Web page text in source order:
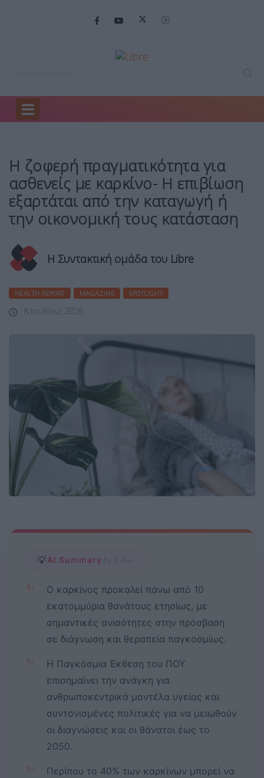
Home
Η ζοφερή πραγματικότητα…
Η ζοφερή πραγματικότητα για
ασθενείς με καρκίνο- Η επιβίωση
εξαρτάται από την καταγωγή ή
την οικονομική τους κατάσταση
Η Συντακτική ομάδα του Libre
HEALTH REPORT MAGAZINE SPOTLIGHT
8 Ιουλίου, 2026
💡AI Summary by Libre
✨
Ο καρκίνος προκαλεί πάνω από 10
εκατομμύρια θανάτους ετησίως, με
σημαντικές ανισότητες στην πρόσβαση
σε διάγνωση και θεραπεία παγκοσμίως.
✨
Η Παγκόσμια Έκθεση του ΠΟΥ
επισημαίνει την ανάγκη για
ανθρωποκεντρικά μοντέλα υγείας και
συντονισμένες πολιτικές για να μειωθούν
οι διαγνώσεις και οι θάνατοι έως το
2050.
✨
Περίπου το 40% των καρκίνων μπορεί να